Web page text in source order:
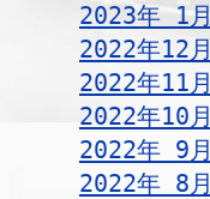
2023年 1月
2022年12月
2022年11月
2022年10月
2022年 9月
2022年 8月